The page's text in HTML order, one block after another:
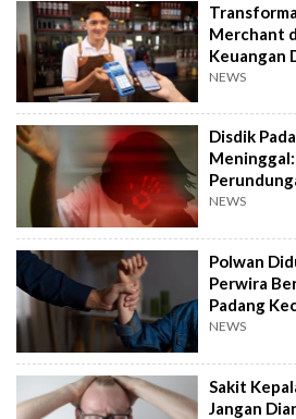
Merchant
Keuangan
NEWS
Disdik
NEWS
Polwan
Perwira
Padang
NEWS
Sakit
Jangan